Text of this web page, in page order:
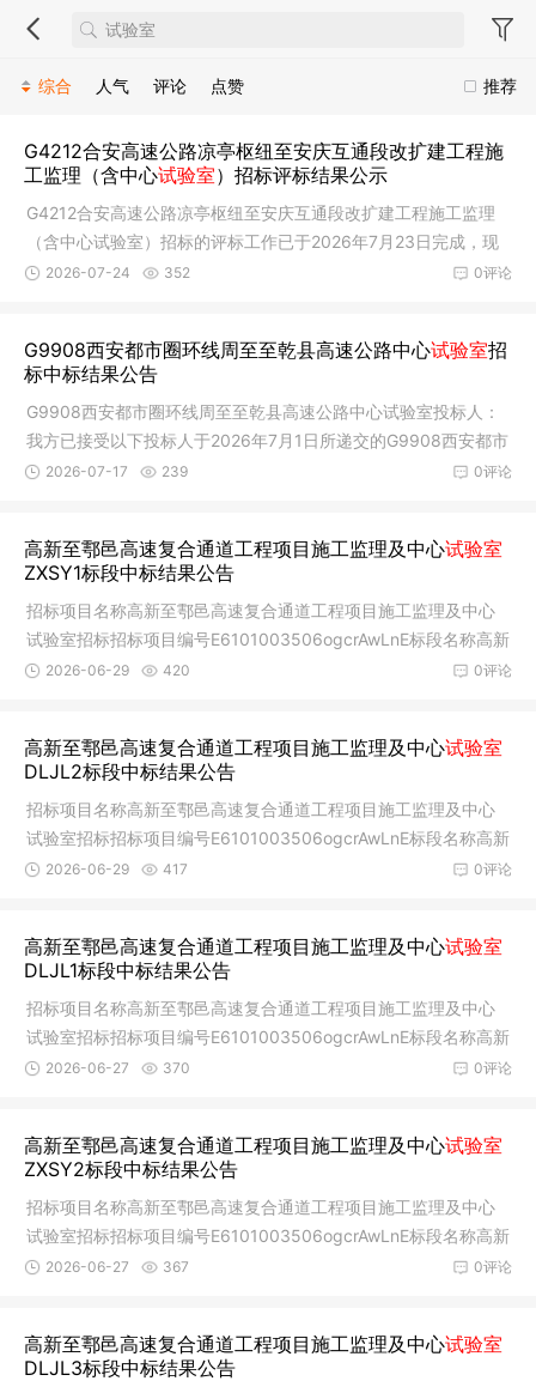
推荐
综合 人气 评论 点赞
G4212合安高速公路凉亭枢纽至安庆互通段改扩建工程施
工监理（含中心试验室）招标评标结果公示
G4212合安高速公路凉亭枢纽至安庆互通段改扩建工程施工监理
（含中心试验室）招标的评标工作已于2026年7月23日完成，现
将评标结果
0评论
2026-07-24 352
G9908西安都市圈环线周至至乾县高速公路中心试验室招
标中标结果公告
G9908西安都市圈环线周至至乾县高速公路中心试验室投标人：
我方已接受以下投标人于2026年7月1日所递交的G9908西安都市
圈环线周至
0评论
2026-07-17 239
高新至鄠邑高速复合通道工程项目施工监理及中心试验室
ZXSY1标段中标结果公告
招标项目名称高新至鄠邑高速复合通道工程项目施工监理及中心
试验室招标招标项目编号E6101003506ogcrAwLnE标段名称高新
至鄠邑高速
0评论
2026-06-29 420
高新至鄠邑高速复合通道工程项目施工监理及中心试验室
DLJL2标段中标结果公告
招标项目名称高新至鄠邑高速复合通道工程项目施工监理及中心
试验室招标招标项目编号E6101003506ogcrAwLnE标段名称高新
至鄠邑高速
0评论
2026-06-29 417
高新至鄠邑高速复合通道工程项目施工监理及中心试验室
DLJL1标段中标结果公告
招标项目名称高新至鄠邑高速复合通道工程项目施工监理及中心
试验室招标招标项目编号E6101003506ogcrAwLnE标段名称高新
至鄠邑高速
0评论
2026-06-27 370
高新至鄠邑高速复合通道工程项目施工监理及中心试验室
ZXSY2标段中标结果公告
招标项目名称高新至鄠邑高速复合通道工程项目施工监理及中心
试验室招标招标项目编号E6101003506ogcrAwLnE标段名称高新
至鄠邑高速
0评论
2026-06-27 367
高新至鄠邑高速复合通道工程项目施工监理及中心试验室
DLJL3标段中标结果公告